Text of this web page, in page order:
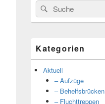
Suche
nach:
Kategorien
Aktuell
– Aufzüge
– Behelfsbrücken
– Fluchttreppen